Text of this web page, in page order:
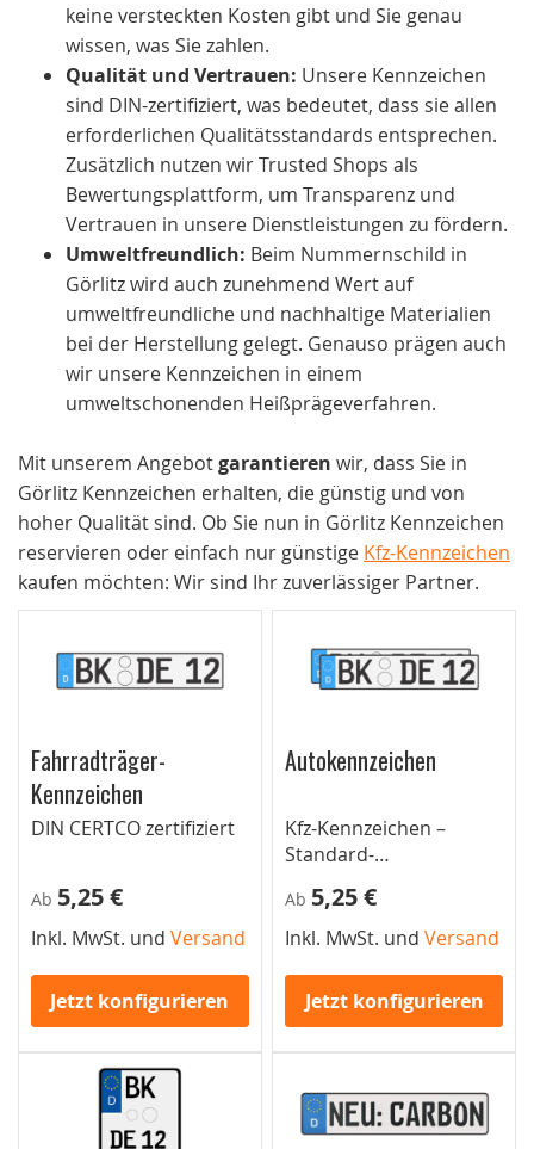
keine versteckten Kosten gibt und Sie genau
wissen, was Sie zahlen.
Qualität und Vertrauen: Unsere Kennzeichen
sind DIN-zertifiziert, was bedeutet, dass sie allen
erforderlichen Qualitätsstandards entsprechen.
Zusätzlich nutzen wir Trusted Shops als
Bewertungsplattform, um Transparenz und
Vertrauen in unsere Dienstleistungen zu fördern.
Umweltfreundlich: Beim Nummernschild in
Görlitz wird auch zunehmend Wert auf
umweltfreundliche und nachhaltige Materialien
bei der Herstellung gelegt. Genauso prägen auch
wir unsere Kennzeichen in einem
umweltschonenden Heißprägeverfahren.
Mit unserem Angebotgarantieren wir, dass Sie in
Görlitz Kennzeichen erhalten, die günstig und von
hoher Qualität sind. Ob Sie nun in Görlitz Kennzeichen
reservieren oder einfach nur günstige Kfz-Kennzeichen
kaufen möchten: Wir sind Ihr zuverlässiger Partner.
Fahrradträger-
Kennzeichen
DIN CERTCO zertifiziert
Ab 5,25 €
Inkl. MwSt. und Versand
Jetzt konfigurieren
Autokennzeichen
Kfz-Kennzeichen –
Standard-
Pkw
Ab 5,25 €
Inkl. MwSt. undVersand
Jetzt konfigurieren